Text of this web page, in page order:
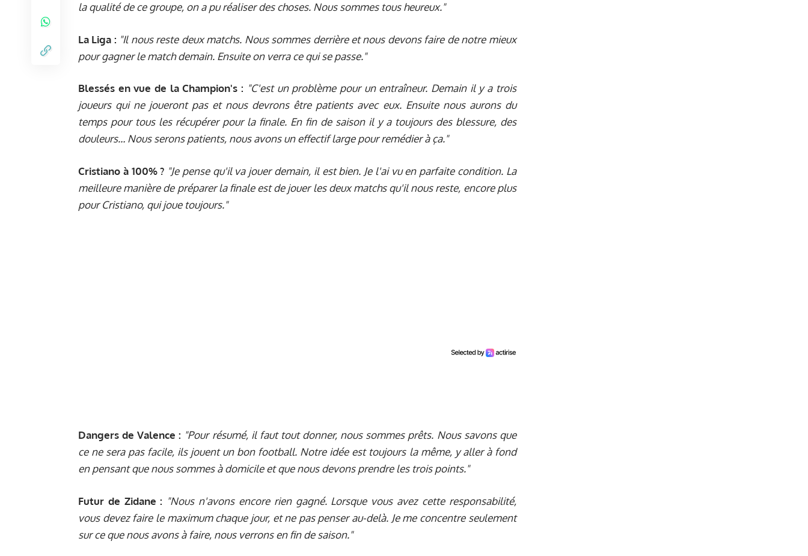
la qualité de ce groupe, on a pu réaliser des choses. Nous sommes tous heureux."
La Liga : "Il nous reste deux matchs. Nous sommes derrière et nous devons faire de notre mieux
pour gagner le match demain. Ensuite on verra ce qui se passe."
Blessés en vue de la Champion's : "C'est un problème pour un entraîneur. Demain il y a trois
joueurs qui ne joueront pas et nous devrons être patients avec eux. Ensuite nous aurons du
temps pour tous les récupérer pour la finale. En fin de saison il y a toujours des blessure, des
douleurs… Nous serons patients, nous avons un effectif large pour remédier à ça."
Cristiano à 100% ? "Je pense qu'il va jouer demain, il est bien. Je l'ai vu en parfaite condition. La
meilleure manière de préparer la finale est de jouer les deux matchs qu'il nous reste, encore plus
pour Cristiano, qui joue toujours."
Dangers de Valence : "Pour résumé, il faut tout donner, nous sommes prêts. Nous savons que
ce ne sera pas facile, ils jouent un bon football. Notre idée est toujours la même, y aller à fond
en pensant que nous sommes à domicile et que nous devons prendre les trois points."
Futur de Zidane : "Nous n'avons encore rien gagné. Lorsque vous avez cette responsabilité,
vous devez faire le maximum chaque jour, et ne pas penser au-delà. Je me concentre seulement
sur ce que nous avons à faire, nous verrons en fin de saison."